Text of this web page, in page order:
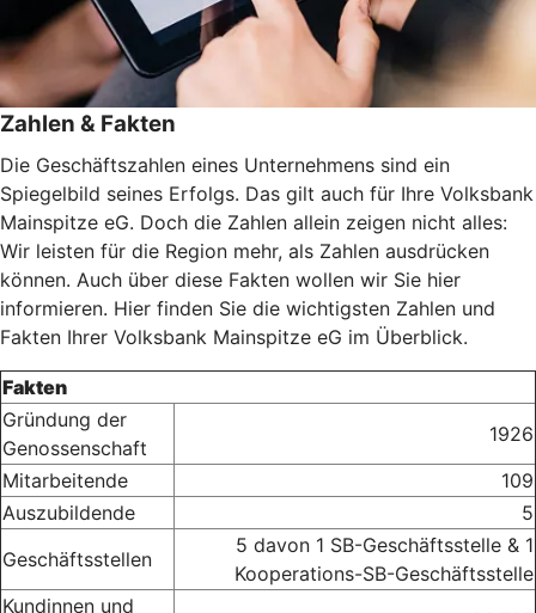
Zahlen & Fakten
Die Geschäftszahlen eines Unternehmens sind ein
Spiegelbild seines Erfolgs. Das gilt auch für Ihre Volksbank
Mainspitze eG. Doch die Zahlen allein zeigen nicht alles:
Wir leisten für die Region mehr, als Zahlen ausdrücken
können. Auch über diese Fakten wollen wir Sie hier
informieren. Hier finden Sie die wichtigsten Zahlen und
Fakten Ihrer Volksbank Mainspitze eG im Überblick.
Fakten
Gründung der
Genossenschaft
1926
Mitarbeitende
109
Auszubildende
5
Geschäftsstellen
5 davon 1 SB-Geschäftsstelle & 1
Kooperations-SB-Geschäftsstelle
Kundinnen und